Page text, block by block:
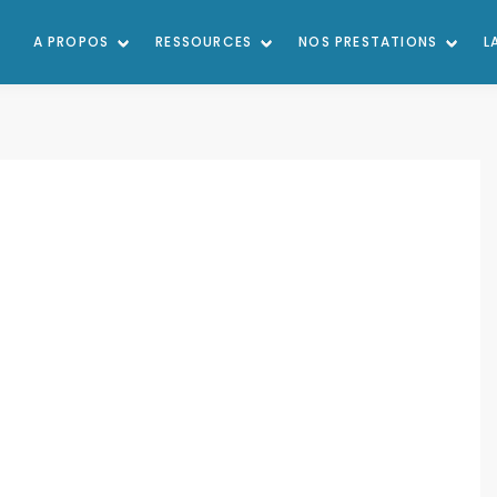
A PROPOS RESSOURCES NOS PRESTATIONS